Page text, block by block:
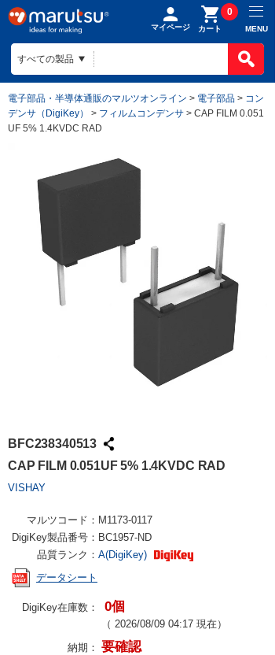
マイページ カート
0
MENU
電子部品・半導体通販のマルツオンライン > 電子部品 > コン
デンサ（DigiKey）
> フィルムコンデンサ > CAP FILM 0.051
UF 5% 1.4KVDC RAD
BFC238340513
CAP FILM 0.051UF 5% 1.4KVDC RAD
VISHAY
マルツコード： M1173-0117
DigiKey製品番号： BC1957-ND
品質ランク： A(DigiKey)
データシート
DigiKey在庫数： 0個
（ 2026/08/09 04:17 現在）
納期： 要確認